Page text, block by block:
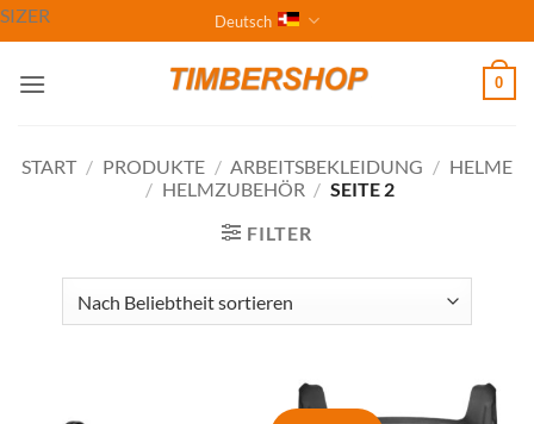
Zum
Inhalt
springen
Deutsch
0
START / PRODUKTE / ARBEITSBEKLEIDUNG / HELME
/ HELMZUBEHÖR / SEITE 2
FILTER
SIZER